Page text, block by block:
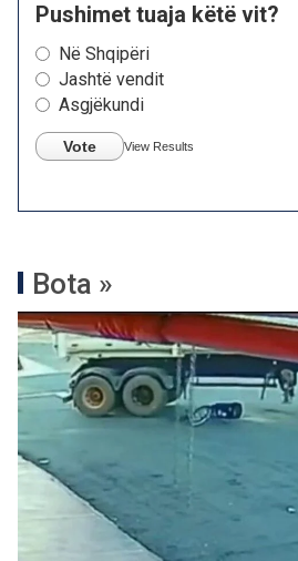
Pushimet tuaja këtë vit?
Në Shqipëri
Jashtë vendit
Asgjëkundi
Vote View Results
Bota »